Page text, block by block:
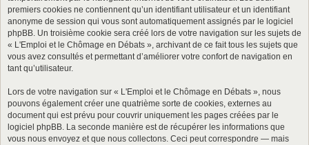
premiers cookies ne contiennent qu’un identifiant utilisateur et un identifiant
anonyme de session qui vous sont automatiquement assignés par le logiciel
phpBB. Un troisième cookie sera créé lors de votre navigation sur les sujets de
« L'Emploi et le Chômage en Débats », archivant de ce fait tous les sujets que
vous avez consultés et permettant d’améliorer votre confort de navigation en
tant qu’utilisateur.
Lors de votre navigation sur « L'Emploi et le Chômage en Débats », nous
pouvons également créer une quatrième sorte de cookies, externes au
document qui est prévu pour couvrir uniquement les pages créées par le
logiciel phpBB. La seconde manière est de récupérer les informations que
vous nous envoyez et que nous collectons. Ceci peut correspondre — mais